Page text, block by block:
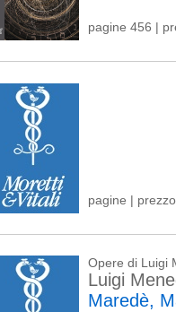
pagine 456 |
pagine |
Opere di Luigi
Luigi
Maredè,